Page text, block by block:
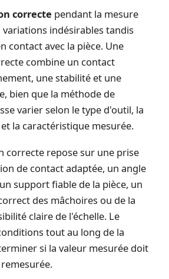
correcte pendant la mesure
variations indésirables tandis
contact avec la pièce. Une
combine un contact
une stabilité et une
bien que la méthode de
varier selon le type d'outil, la
la caractéristique mesurée.
correcte repose sur une prise
de contact adaptée, un angle
support fiable de la pièce, un
des mâchoires ou de la
claire de l'échelle. Le
tout au long de la
si la valeur mesurée doit